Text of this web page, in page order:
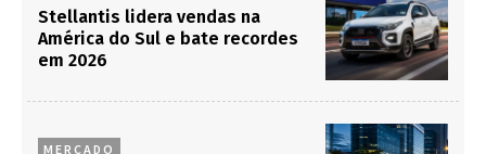
Stellantis lidera vendas na
América do Sul e bate recordes
em 2026
MERCADO